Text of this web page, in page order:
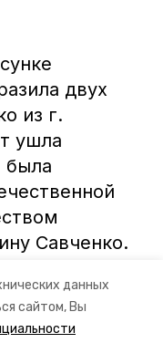
данных
сайтом, Вы
двух
из г.
ушла
была
Савченко.
зори"